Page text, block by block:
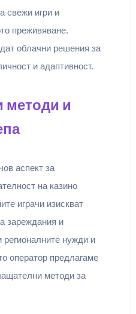
свежи игри и
преживяване.
облачни решения за
и адаптивност.
методи и
аспект за
на казино
играчи изискват
зареждания и
регионалните нужди и
оператор предлагаме
методи за